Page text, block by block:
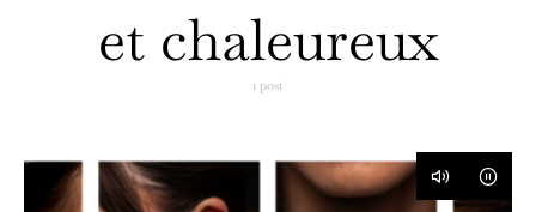
et chaleureux
1 post